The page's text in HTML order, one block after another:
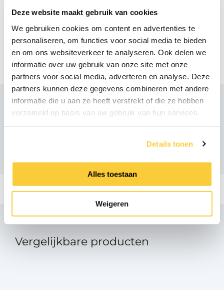
Deze website maakt gebruik van cookies
We gebruiken cookies om content en advertenties te
personaliseren, om functies voor social media te bieden
en om ons websiteverkeer te analyseren. Ook delen we
informatie over uw gebruik van onze site met onze
partners voor social media, adverteren en analyse. Deze
partners kunnen deze gegevens combineren met andere
informatie die u aan ze heeft verstrekt of die ze hebben
verzameld op basis van uw gebruik van hun services.
Details tonen
Alles toestaan
Weigeren
Quick Reference Guide
Bestektekst
Aanbevolen producten
Vergelijkbare producten